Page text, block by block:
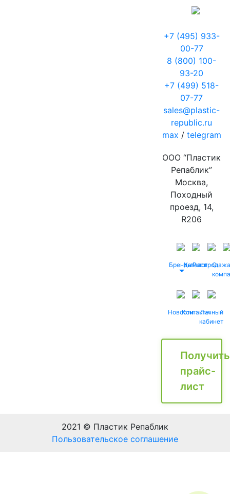
+7 (495) 933-
00-77
8 (800) 100-
93-20
+7 (499) 518-
07-77
sales@plastic-
republic.ru
max / telegram
ООО “Пластик
Репаблик”
Москва,
Походный
проезд, 14,
R206
БрендыКаталог
Распродажа
О
НовостиКонтактыЛичный
кабинет
Получить
прайс-
лист
2021 © Пластик Репаблик
Пользовательское соглашение